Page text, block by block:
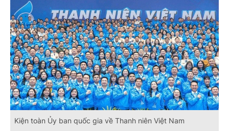
Kiện toàn Ủy ban quốc gia về Thanh niên Việt Nam